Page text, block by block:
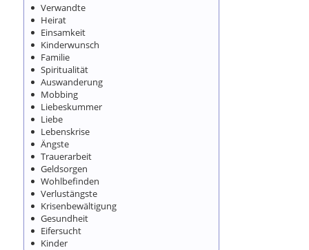
Verwandte
Heirat
Einsamkeit
Kinderwunsch
Familie
Spiritualität
Auswanderung
Mobbing
Liebeskummer
Liebe
Lebenskrise
Ängste
Trauerarbeit
Geldsorgen
Wohlbefinden
Verlustängste
Krisenbewältigung
Gesundheit
Eifersucht
Kinder